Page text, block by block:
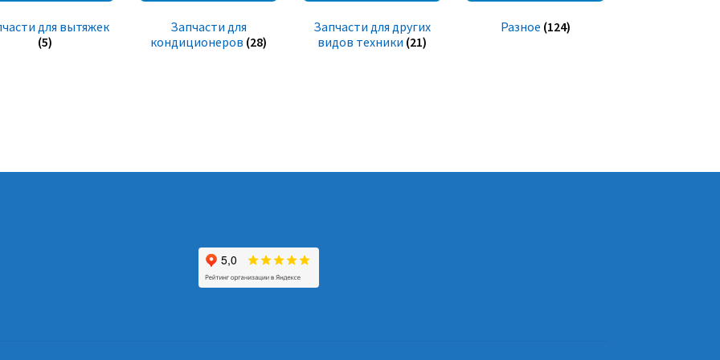
для вытяжек
(5)
Запчасти для
кондиционеров (28)
Запчасти для других
видов техники (21)
Разное (124)